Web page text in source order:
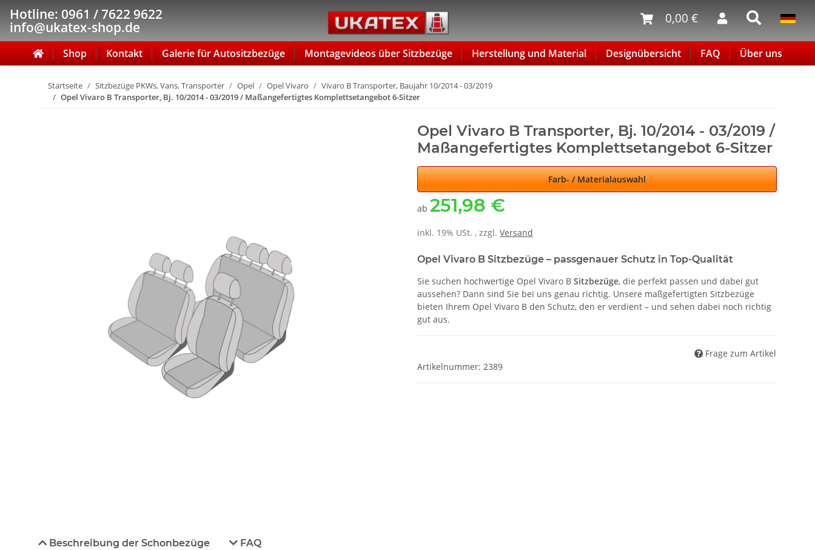
Hotline: 0961 / 7622 9622
info@ukatex-shop.de
0,00 €
Shop Kontakt Galerie für Autositzbezüge Montagevideos über Sitzbezüge Herstellung und Material Designübersicht FAQ Über uns
Startseite Sitzbezüge PKWs, Vans, Transporter Opel Opel Vivaro
Vivaro B Transporter, Baujahr 10/2014 - 03/2019
Opel Vivaro B Transporter, Bj. 10/2014 - 03/2019 / Maßangefertigtes Komplettsetangebot 6-Sitzer
Opel Vivaro B Transporter, Bj. 10/2014 - 03/2019 /
Maßangefertigtes Komplettsetangebot 6-Sitzer
Farb- / Materialauswahl
ab 251,98 €
inkl. 19% USt. , zzgl. Versand
Opel Vivaro B Sitzbezüge – passgenauer Schutz in Top-Qualität
Sie suchen hochwertige Opel Vivaro B Sitzbezüge, die perfekt passen und dabei gut
aussehen? Dann sind Sie bei uns genau richtig. Unsere maßgefertigten Sitzbezüge
bieten Ihrem Opel Vivaro B den Schutz, den er verdient – und sehen dabei noch richtig
gut aus.
Frage zum Artikel
Artikelnummer: 2389
Beschreibung der Schonbezüge FAQ